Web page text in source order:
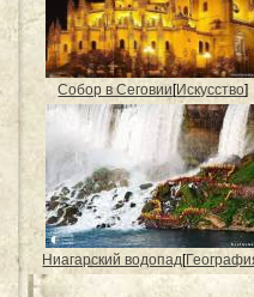
Собор в Сеговии [Искусство]
Ниагарский водопад[